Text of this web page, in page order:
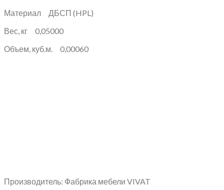
Материал ДБСП (HPL)
Вес, кг 0,05000
Объем, куб.м. 0,00060
Производитель: Фабрика мебели VIVAT